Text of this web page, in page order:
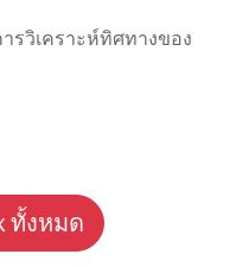
รวิเคราะห์ทิศทางของ
ทั้งหมด